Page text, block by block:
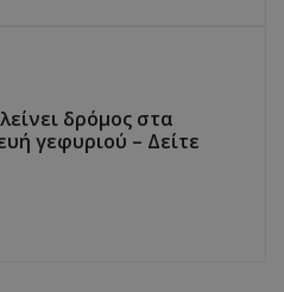
δρόμος στα
γεφυριού – Δείτε